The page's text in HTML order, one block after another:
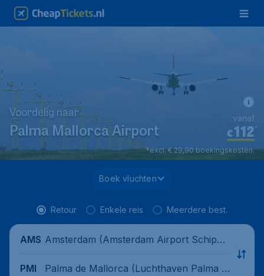
Voordelig naar
Palma Mallorca Airport €112*
vanaf
*excl. € 29,90 boekingskosten.
Boek vluchten
Retour Enkele reis Meerdere best.
AMS Amsterdam (Amsterdam Airport Schipho
PMI
Palma de Mallorca (Luchthaven Palma d